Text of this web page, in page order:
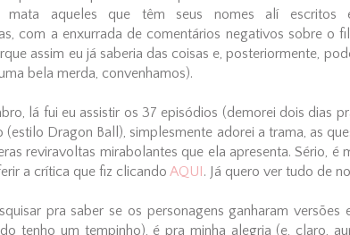
mata aqueles que têm seus nomes alí escritos
com a enxurrada de comentários negativos sobre o
assim eu já saberia das coisas e, posteriormente,
bela merda, convenhamos).
lá fui eu assistir os 37 episódios (demorei dois dias
(estilo Dragon Ball), simplesmente adorei a trama, as
reviravoltas mirabolantes que ela apresenta. Sério, é
a crítica que fiz clicando AQUI. Já quero ver tudo de
pra saber se os personagens ganharam versões
tenho um tempinho), é pra minha alegria (e, claro,